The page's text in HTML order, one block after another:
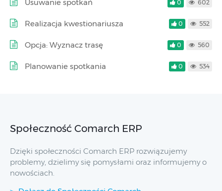
Usuwanie spotkań 0 602
Realizacja kwestionariusza 0 552
Opcja: Wyznacz trasę 0 560
Planowanie spotkania 0 534
Społeczność Comarch ERP
Dzięki społeczności Comarch ERP rozwiązujemy
problemy, dzielimy się pomysłami oraz informujemy o
nowościach.